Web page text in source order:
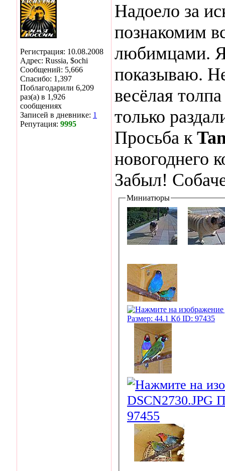
Регистрация: 10.08.2008
Адрес: Russia, $ochi
Сообщений: 5,666
Спасибо: 1,397
Поблагодарили 6,209
раз(а) в 1,926
сообщениях
Записей в дневнике: 1
Репутация: 9995
Надоело за
познакомим
любимцами. Я
показываю.
весёлая
только
Просьба к
новогоднего
Забыл!
Миниатюры